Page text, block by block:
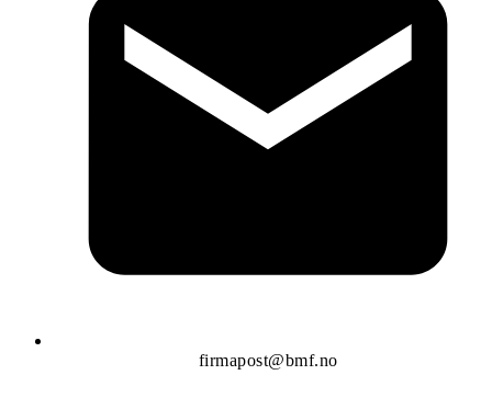
firmapost@bmf.no